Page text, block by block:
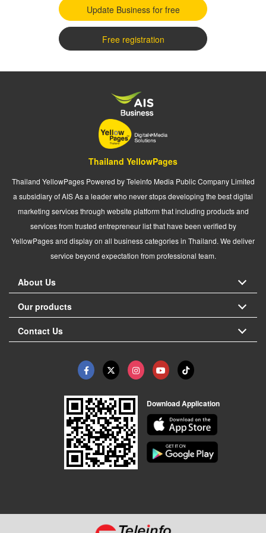
Update Business for free
Free registration
Thailand YellowPages
Thailand YellowPages Powered by Teleinfo Media Public Company Limited
a subsidiary of AIS As a leader who never stops developing the best digital
marketing services through website platform that including products and
services from trusted entrepreneur list that have been verified by
YellowPages and display on all business categories in Thailand. We deliver
service beyond expectation from professional team.
About Us
Our products
Contact Us
Download Application